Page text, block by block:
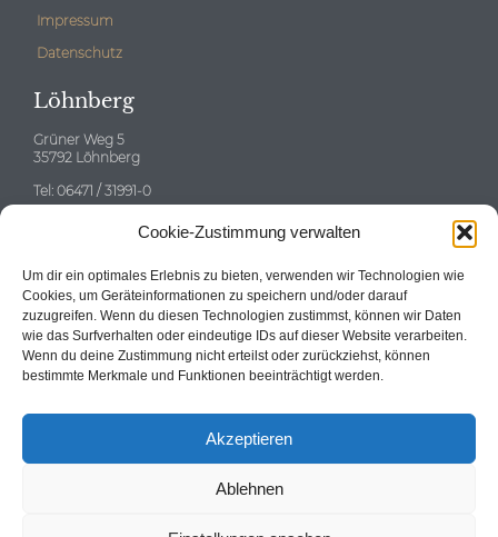
Cookie-Zustimmung verwalten
Um dir ein optimales Erlebnis zu bieten, verwenden wir Technologien wie
Cookies, um Geräteinformationen zu speichern und/oder darauf
zuzugreifen. Wenn du diesen Technologien zustimmst, können wir Daten
wie das Surfverhalten oder eindeutige IDs auf dieser Website verarbeiten.
Wenn du deine Zustimmung nicht erteilst oder zurückziehst, können
bestimmte Merkmale und Funktionen beeinträchtigt werden.
Akzeptieren
Ablehnen
Impressum
Datenschutz
Löhnberg
Grüner Weg 5
35792 Löhnberg
Tel: 06471 / 31991-0
Eschborn
Tel: 06196 / 58696-0
E-mail:info@neitzert-gruppe.de